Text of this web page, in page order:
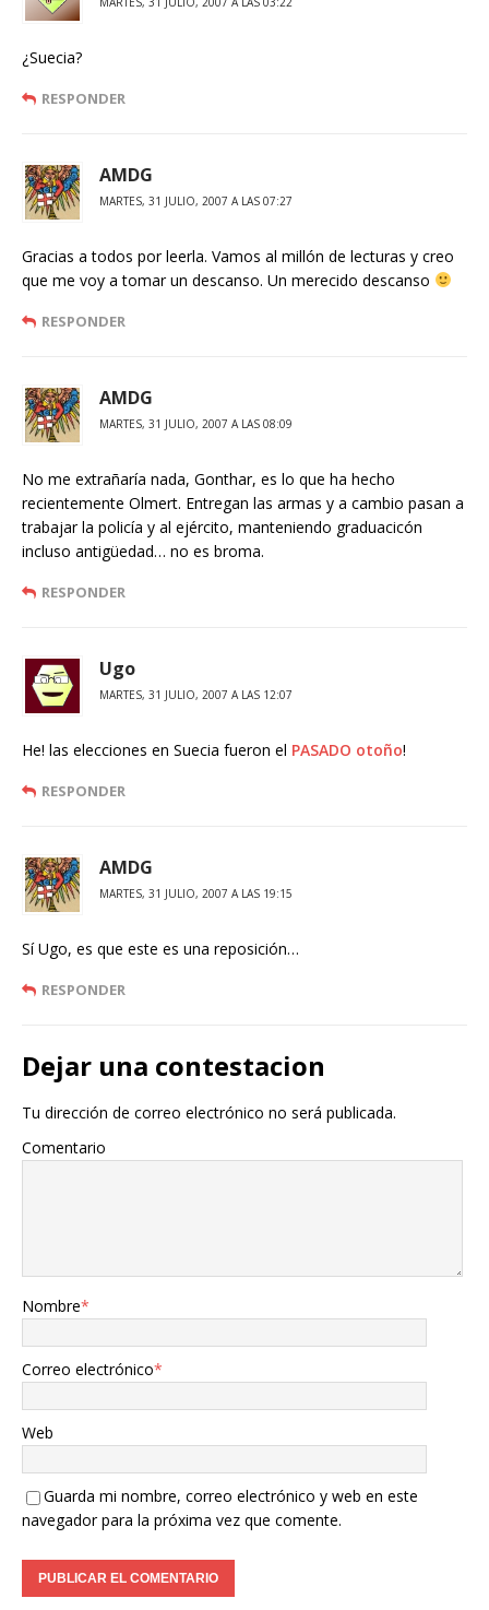
¿Suecia?
RESPONDER
AMDG
MARTES, 31 JULIO, 2007 A LAS 07:27
Gracias a todos por leerla. Vamos al millón de lecturas y creo
que me voy a tomar un descanso. Un merecido descanso
RESPONDER
AMDG
MARTES, 31 JULIO, 2007 A LAS 08:09
No me extrañaría nada, Gonthar, es lo que ha hecho
recientemente Olmert. Entregan las armas y a cambio pasan a
trabajar la policía y al ejército, manteniendo graduacicón
incluso antigüedad… no es broma.
RESPONDER
Ugo
MARTES, 31 JULIO, 2007 A LAS 12:07
He! las elecciones en Suecia fueron el PASADO otoño!
RESPONDER
AMDG
MARTES, 31 JULIO, 2007 A LAS 19:15
Sí Ugo, es que este es una reposición…
RESPONDER
Dejar una contestacion
Tu dirección de correo electrónico no será publicada.
Comentario
Nombre*
Correo electrónico*
Web
Guarda mi nombre, correo electrónico y web en este
navegador para la próxima vez que comente.